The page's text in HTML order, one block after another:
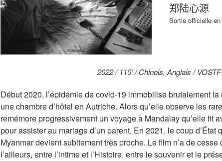
郑陆心源
Sortie officielle
2022 / 110’ / Chinois, Anglais /
Début 2020, l’épidémie de covid-19 immobilise brutalement
une chambre d’hôtel en Autriche. Alors qu’elle observe les
remémore progressivement un voyage à Mandalay qu’elle fit
pour assister au mariage d’un parent. En 2021, le coup
Myanmar devient subitement très proche. Le film n’a de
l’ailleurs, entre l’intime et l’Histoire, entre le souvenir et le